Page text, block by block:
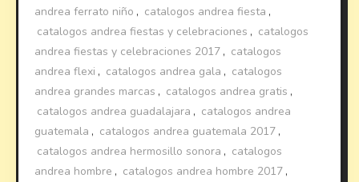
andrea ferrato niño , catalogos andrea fiesta ,
catalogos andrea fiestas y celebraciones , catalogos
andrea fiestas y celebraciones 2017 , catalogos
andrea flexi , catalogos andrea gala , catalogos
andrea grandes marcas , catalogos andrea gratis ,
catalogos andrea guadalajara , catalogos andrea
guatemala , catalogos andrea guatemala 2017 ,
catalogos andrea hermosillo sonora , catalogos
andrea hombre , catalogos andrea hombre 2017 ,